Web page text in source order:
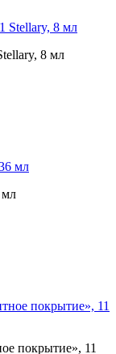
8 мл
мл
покрытие», 11